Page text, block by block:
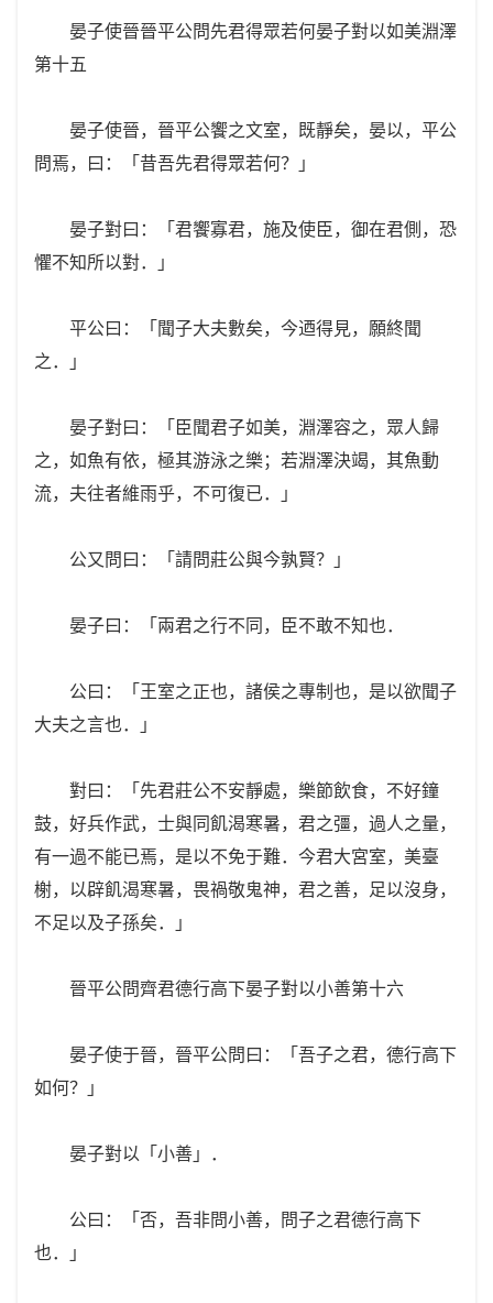
晏子使晉晉平公問先君得眾若何晏子對以如美淵澤
第十五
晏子使晉，晉平公饗之文室，既靜矣，晏以，平公
問焉，曰：「昔吾先君得眾若何？」
晏子對曰：「君饗寡君，施及使臣，御在君側，恐
懼不知所以對．」
平公曰：「聞子大夫數矣，今迺得見，願終聞
之．」
晏子對曰：「臣聞君子如美，淵澤容之，眾人歸
之，如魚有依，極其游泳之樂；若淵澤決竭，其魚動
流，夫往者維雨乎，不可復已．」
公又問曰：「請問莊公與今孰賢？」
晏子曰：「兩君之行不同，臣不敢不知也．
公曰：「王室之正也，諸侯之專制也，是以欲聞子
大夫之言也．」
對曰：「先君莊公不安靜處，樂節飲食，不好鐘
鼓，好兵作武，士與同飢渴寒暑，君之彊，過人之量，
有一過不能已焉，是以不免于難．今君大宮室，美臺
榭，以辟飢渴寒暑，畏禍敬鬼神，君之善，足以沒身，
不足以及子孫矣．」
晉平公問齊君德行高下晏子對以小善第十六
晏子使于晉，晉平公問曰：「吾子之君，德行高下
如何？」
晏子對以「小善」．
公曰：「否，吾非問小善，問子之君德行高下
也．」